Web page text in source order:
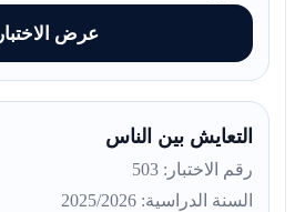
عرض الاختبار
التعايش بين الناس
رقم الاختبار: 503
السنة الدراسية: 2025/2026